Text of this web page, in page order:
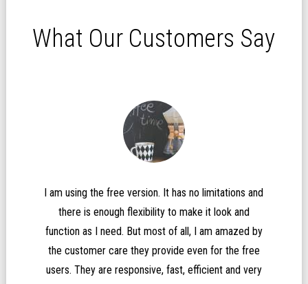
What Our Customers Say
This theme is very powerful and I really like its
clean look and the customization is easy. There are
recommend. Easy to use and most importantly
excellent/quick support.
TEREZA IGNA